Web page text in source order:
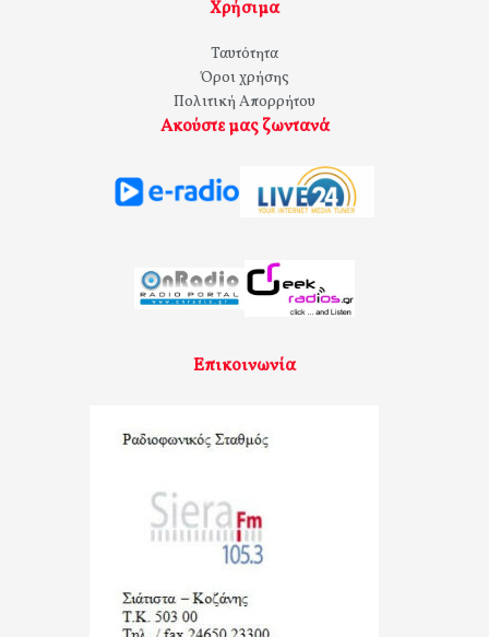
Χρήσιμα
Ταυτότητα
Όροι χρήσης
Πολιτική Απορρήτου
Ακούστε μας ζωντανά
Επικοινωνία